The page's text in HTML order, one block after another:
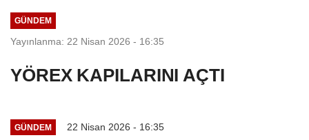
GÜNDEM
Yayınlanma: 22 Nisan 2026 - 16:35
YÖREX KAPILARINI AÇTI
GÜNDEM 22 Nisan 2026 - 16:35